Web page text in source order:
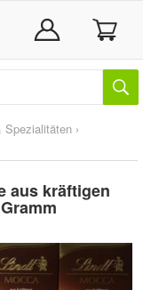
Spezialitäten ›
aus kräftigen